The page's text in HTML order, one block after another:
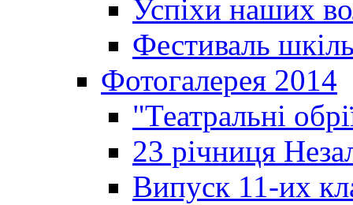
Успіхи наших
Фестиваль
Фотогалерея 2014
"Театральні
23 річниця
Випуск 11-их